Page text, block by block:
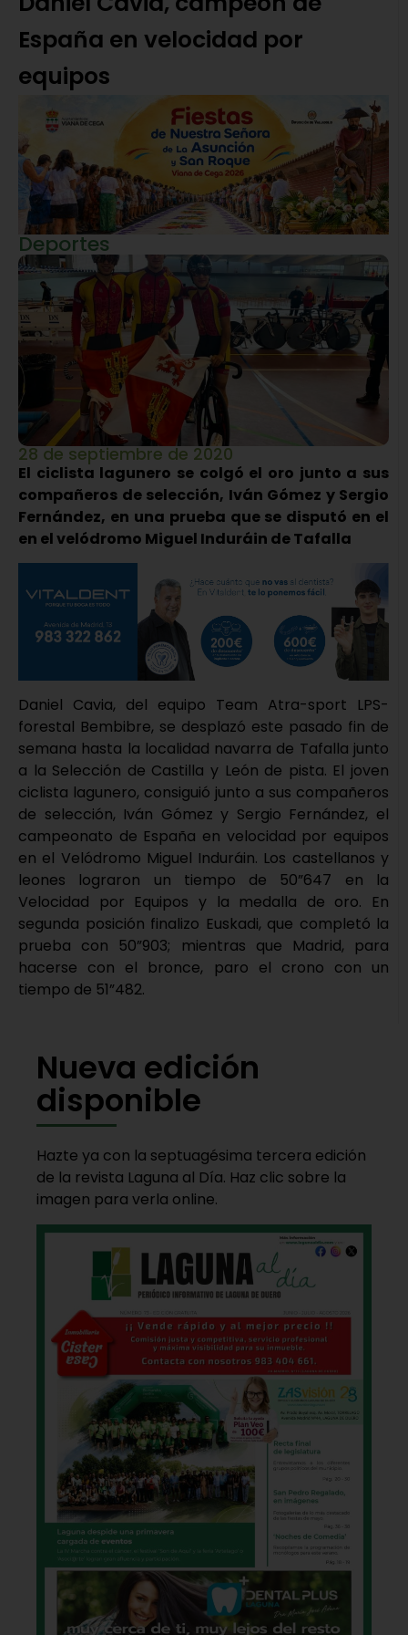
España en velocidad por
equipos
Deportes
28 de septiembre de 2020
El ciclista lagunero se colgó el oro junto a sus
compañeros de selección, Iván Gómez y Sergio
Fernández, en una prueba que se disputó en el
en el velódromo Miguel Induráin de Tafalla
Daniel Cavia, del equipo Team Atra-sport LPS-
forestal Bembibre, se desplazó este pasado fin de
semana hasta la localidad navarra de Tafalla junto
a la Selección de Castilla y León de pista. El joven
ciclista lagunero, consiguió junto a sus compañeros
de selección, Iván Gómez y Sergio Fernández, el
campeonato de España en velocidad por equipos
en el Velódromo Miguel Induráin. Los castellanos y
leones lograron un tiempo de 50”647 en la
Velocidad por Equipos y la medalla de oro. En
segunda posición finalizo Euskadi, que completó la
prueba con 50”903; mientras que Madrid, para
hacerse con el bronce, paro el crono con un
tiempo de 51”482.
Nueva edición
disponible
Hazte ya con la septuagésima tercera edición
de la revista Laguna al Día. Haz clic sobre la
imagen para verla online.